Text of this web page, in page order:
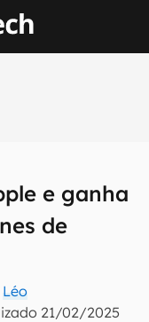
e ganha
de
Léo
21/02/2025
em primeira